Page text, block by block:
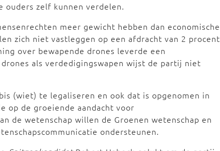
ouders zelf kunnen verdelen.
meer gewicht hebben dan economische
zich niet vastleggen op een afdracht van 2 procent
over bewapende drones leverde een
als verdedigingswapen wijst de partij niet
(wiet) te legaliseren en ook dat is opgenomen in
op de groeiende aandacht voor
de wetenschap willen de Groenen wetenschap en
ondersteunen.